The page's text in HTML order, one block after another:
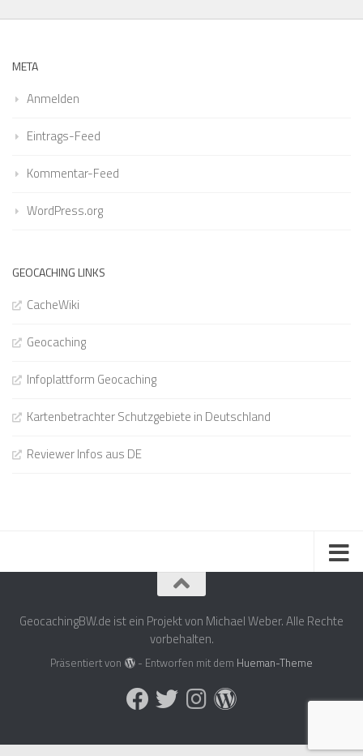
META
Anmelden
Eintrags-Feed
Kommentar-Feed
WordPress.org
GEOCACHING LINKS
CacheWiki
Geocaching
Infoplattform Geocaching
Kartenbetrachter Schutzgebiete in Deutschland
Reviewer Infos aus DE
GeocachingBW.de ist ein Projekt von Michael Weber. Alle Rechte
vorbehalten.
Präsentiert von - Entworfen mit dem Hueman-Theme